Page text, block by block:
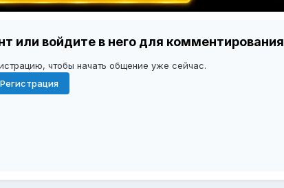
или войдите в него для комментирования
чтобы начать общение уже сейчас.
Регистрация